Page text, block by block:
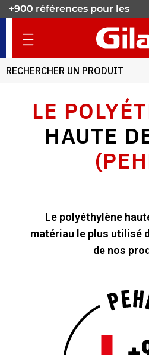
LE
HAUTE
Le polyéthylène
matériau le plus utilisé
de nos
+900 références pour les